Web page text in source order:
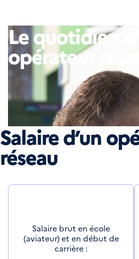
Le quotidien
opérateur
Salaire d’un
réseau
Salaire brut en école
(aviateur) et en début de
carrière :